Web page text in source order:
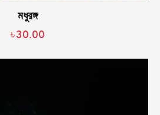
মধুরঙ্গ
৳30.00